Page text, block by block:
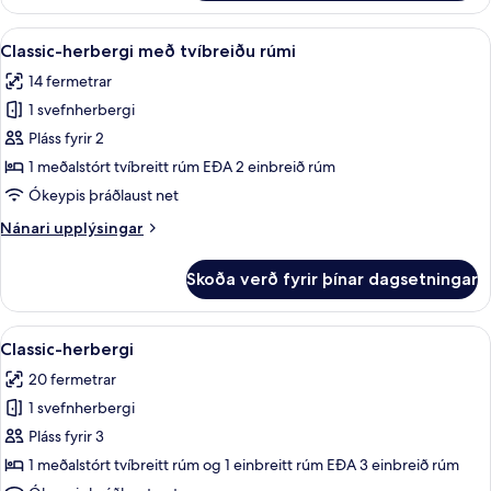
herbergi
með
tvíbreiðu
Skoða
allar
myndir
fyrir
Classic-
herbergi
með
rúmi
Classic-herbergi með tvíbreiðu
18
Classic-herbergi með tvíbreiðu rúmi
14 fermetrar
1 svefnherbergi
Pláss fyrir 2
1 meðalstórt tvíbreitt rúm EÐA 2 einbreið rúm
Ókeypis þráðlaust net
Nánari upplýsingar
Nánari
herbergi
með
tvíbreiðu
Skoða verð fyrir þínar dagsetningar
Skoða
allar
myndir
fyrir
Classic-
herbergi
Classic-herbergi |
17
Classic-herbergi
20 fermetrar
1 svefnherbergi
Pláss fyrir 3
1 meðalstórt tvíbreitt rúm og 1 einbreitt rúm EÐA 3 einbreið rúm